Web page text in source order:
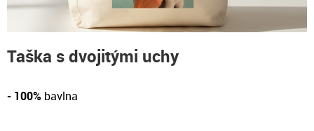
Taška s dvojitými uchy
- 100% bavlna